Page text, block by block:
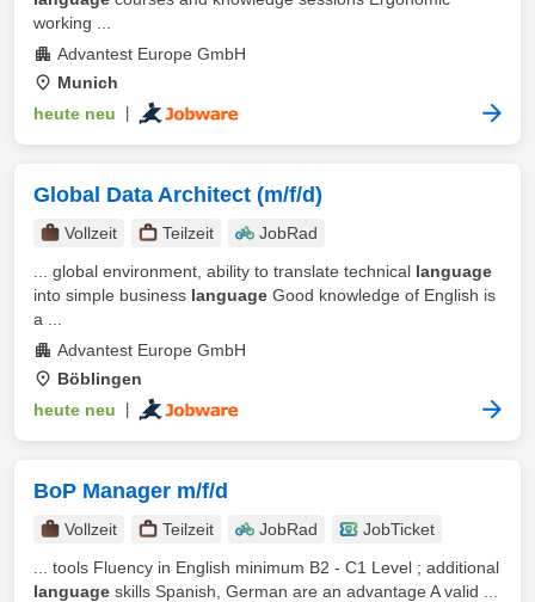
working ...
Advantest Europe GmbH
Munich
heute neu
Global Data Architect (m/f/d)
Vollzeit Teilzeit
JobRad
... global environment, ability to translate technical language
into simple business language Good knowledge of English is
a ...
Advantest Europe GmbH
Böblingen
heute neu
BoP Manager m/f/d
Vollzeit Teilzeit JobRad
JobTicket
... tools Fluency in English minimum B2 - C1 Level ; additional
language skills Spanish, German are an advantage A valid ...